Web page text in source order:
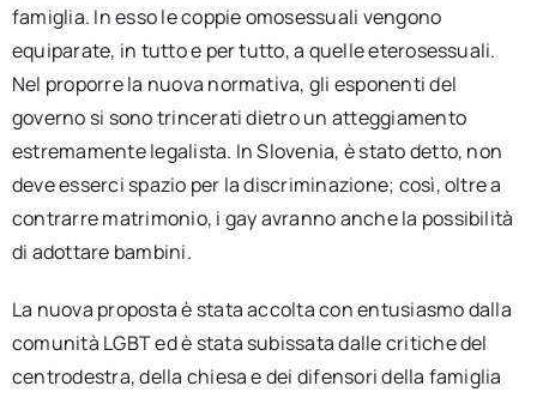
famiglia. In esso le coppie omosessuali vengono
equiparate, in tutto e per tutto, a quelle eterosessuali.
Nel proporre la nuova normativa, gli esponenti del
governo si sono trincerati dietro un atteggiamento
estremamente legalista. In Slovenia, è stato detto, non
deve esserci spazio per la discriminazione; così, oltre a
contrarre matrimonio, i gay avranno anche la possibilità
di adottare bambini.
La nuova proposta è stata accolta con entusiasmo dalla
comunità LGBT ed è stata subissata dalle critiche del
centrodestra, della chiesa e dei difensori della famiglia